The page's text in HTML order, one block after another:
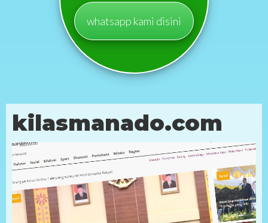
whatsapp kami disini
kilasmanado.com